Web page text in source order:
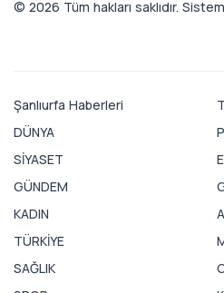
© 2026 Tüm hakları saklıdır.
Şanlıurfa Haberleri
DÜNYA
SİYASET
GÜNDEM
KADIN
TÜRKİYE
SAĞLIK